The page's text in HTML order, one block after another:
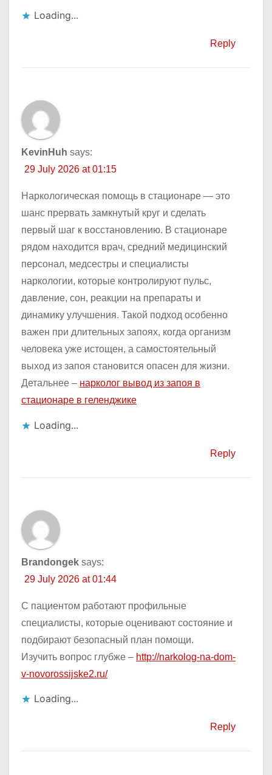
Loading...
Reply
KevinHuh says:
29 July 2026 at 01:15
Наркологическая помощь в стационаре — это
шанс прервать замкнутый круг и сделать
первый шаг к восстановлению. В стационаре
рядом находится врач, средний медицинский
персонал, медсестры и специалисты
наркологии, которые контролируют пульс,
давление, сон, реакции на препараты и
динамику улучшения. Такой подход особенно
важен при длительных запоях, когда организм
человека уже истощен, а самостоятельный
выход из запоя становится опасен для жизни.
Детальнее – нарколог вывод из запоя в
стационаре в геленджике
Loading...
Reply
Brandongek says:
29 July 2026 at 01:44
С пациентом работают профильные
специалисты, которые оценивают состояние и
подбирают безопасный план помощи.
Изучить вопрос глубже – http://narkolog-na-dom-
v-novorossijske2.ru/
Loading...
Reply